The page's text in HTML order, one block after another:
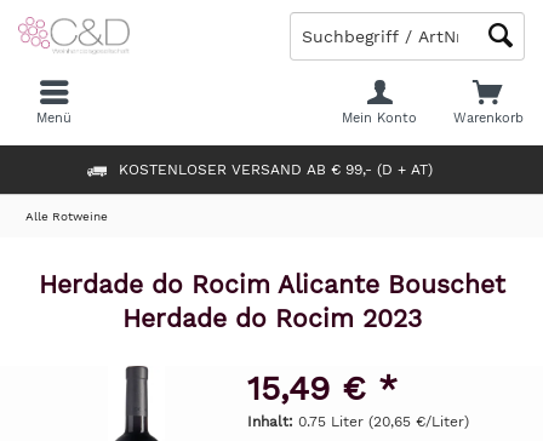
KOSTENLOSER VERSAND AB € 99,- (D + AT)
Warenkorb
Mein Konto
Menü
Alle Rotweine
Herdade do Rocim Alicante Bouschet
Herdade do Rocim 2023
15,49 € *
Inhalt: 0.75 Liter (20,65 €/Liter)